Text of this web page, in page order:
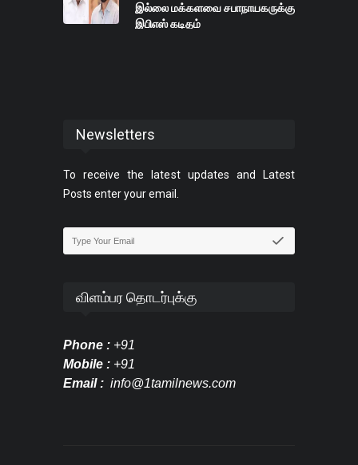
இல்லை மக்களவை சபாநாயகருக்கு
இபிஎஸ் கடிதம்
Newsletters
To receive the latest updates and Latest
Posts enter your email.
விளம்பர தொடர்புக்கு
Phone : +91
Mobile : +91
Email : info@1tamilnews.com